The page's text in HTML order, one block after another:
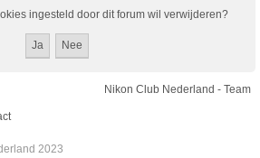
ingesteld door dit forum wil verwijderen?
Nikon Club Nederland - Team
2023